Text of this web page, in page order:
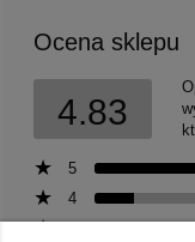
Ocena sklepu
4.83
5
4